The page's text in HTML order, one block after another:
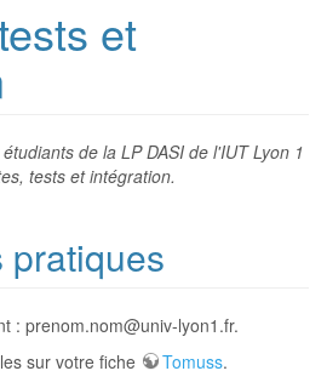
et
de la LP DASI de l'IUT Lyon 1
tests et intégration.
pratiques
: prenom.nom@univ-lyon1.fr.
sur votre fiche
Tomuss.